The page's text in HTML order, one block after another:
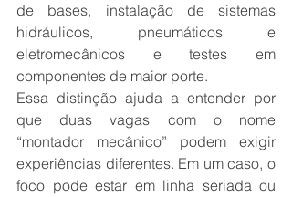
de bases, instalação de sistemas
hidráulicos, pneumáticos e
eletromecânicos e testes em
componentes de maior porte.
Essa distinção ajuda a entender por
que duas vagas com o nome
“montador mecânico” podem exigir
experiências diferentes. Em um caso, o
foco pode estar em linha seriada ou